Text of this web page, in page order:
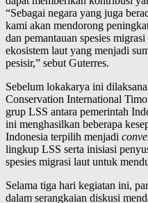
“Sebagai negara yang juga
kami akan mendorong
dan pemantauan spesies
ekosistem laut yang menjadi
pesisir,” sebut Guterres.
Sebelum lokakarya ini
Conservation International
grup LSS antara pemerintah
ini menghasilkan beberapa
Indonesia terpilih menjadi
lingkup LSS serta inisiasi
spesies migrasi laut untuk
Selama tiga hari kegiatan ini,
dalam serangkaian diskusi